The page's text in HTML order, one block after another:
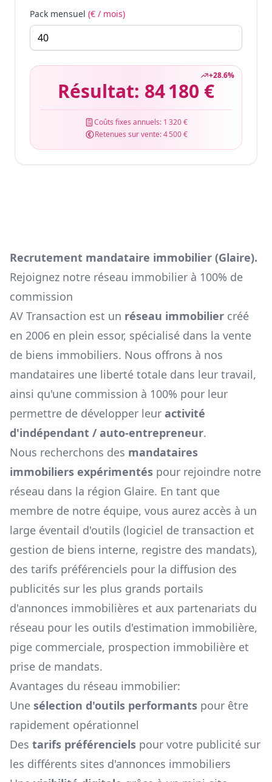
Pack mensuel (€ / mois)
+28.6%
Résultat: 84 180 €
Coûts fixes annuels: 1 320 €
Retenues sur vente:4 500 €
Recrutement mandataire immobilier (Glaire).
Rejoignez notre réseau immobilier à 100% de
commission
AV Transaction est un réseau immobilier créé
en 2006 en plein essor, spécialisé dans la vente
de biens immobiliers. Nous offrons à nos
mandataires une liberté totale dans leur travail,
ainsi qu'une commission à 100% pour leur
permettre de développer leur activité
d'indépendant / auto-entrepreneur.
Nous recherchons des mandataires
immobiliers expérimentés pour rejoindre notre
réseau dans la région Glaire. En tant que
membre de notre équipe, vous aurez accès à un
large éventail d'outils (logiciel de transaction et
gestion de biens interne, registre des mandats),
des tarifs préférenciels pour la diffusion des
publicités sur les plus grands portails
d'annonces immobilières et aux partenariats du
réseau pour les outils d'estimation immobilière,
pige commerciale, prospection immobilière et
prise de mandats.
Avantages du réseau immobilier:
Une sélection d'outils performants pour être
rapidement opérationnel
Des tarifs préférenciels pour votre publicité sur
les différents sites d'annonces immobiliers